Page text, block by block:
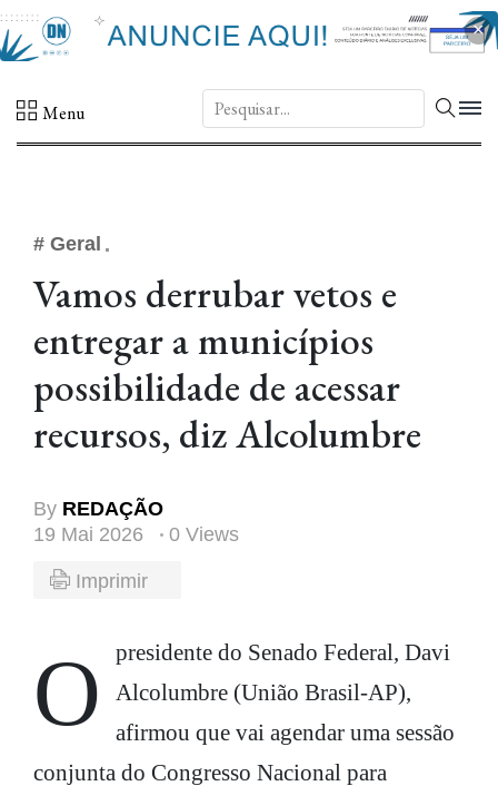
×
Menu DN.
# Geral
Vamos derrubar vetos e
entregar a municípios
possibilidade de acessar
recursos, diz Alcolumbre
By REDAÇÃO
19 Mai 2026
0 Views
Imprimir
O presidente do Senado Federal, Davi
Alcolumbre (União Brasil-AP),
afirmou que vai agendar uma sessão
conjunta do Congresso Nacional para